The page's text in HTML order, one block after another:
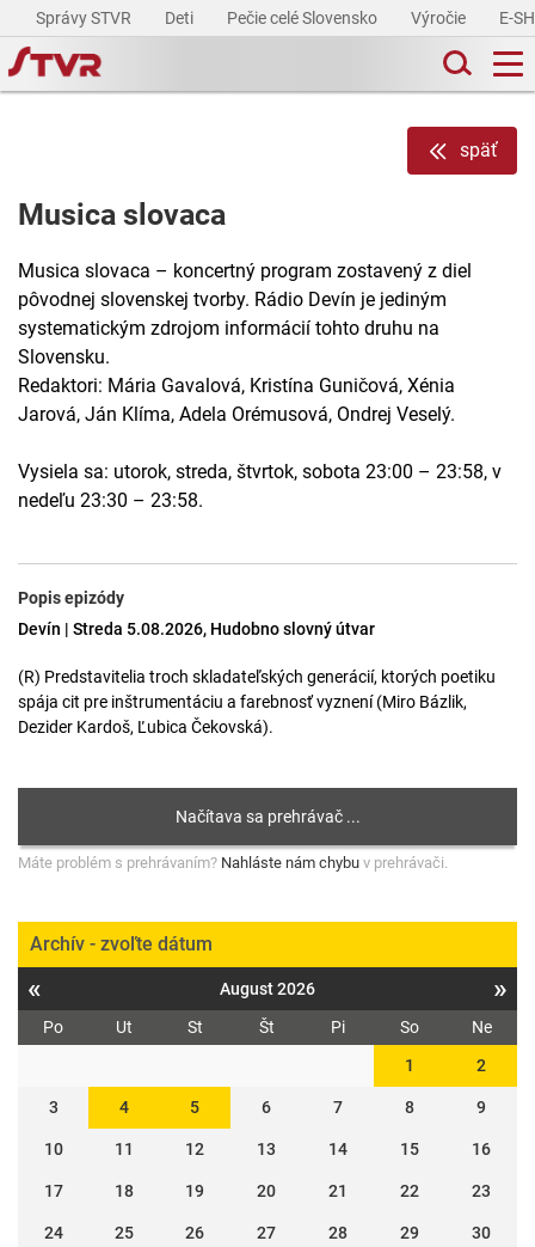
Správy STVR Deti Pečie celé Slovensko Výročie E-
späť
Musica slovaca
Musica slovaca – koncertný program zostavený z diel
pôvodnej slovenskej tvorby. Rádio Devín je jediným
systematickým zdrojom informácií tohto druhu na
Slovensku.
Redaktori: Mária Gavalová, Kristína Guničová, Xénia
Jarová, Ján Klíma, Adela Orémusová, Ondrej Veselý.
Vysiela sa: utorok, streda, štvrtok, sobota 23:00 – 23:58, v
nedeľu 23:30 – 23:58.
Popis epizódy
Devín | Streda 5.08.2026, Hudobno slovný útvar
(R) Predstavitelia troch skladateľských generácií, ktorých poetiku
spája cit pre inštrumentáciu a farebnosť vyznení (Miro Bázlik,
Dezider Kardoš, Ľubica Čekovská).
Máte problém s prehrávaním? Nahláste nám chybu v prehrávači.
Archív - zvoľte dátum
« August 2026 »
Po Ut St Št Pi So
Ne
1
2
3 4 5 6 7 8 9
10 11 12 13 14 15 16
17 18 19 20 21 22 23
24 25 26 27 28 29 30